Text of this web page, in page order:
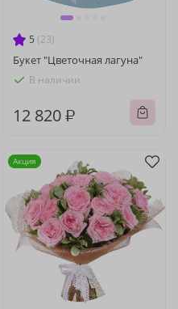
5 (23)
Букет "Цветочная лагуна"
В наличии
12 820 ₽
Акция